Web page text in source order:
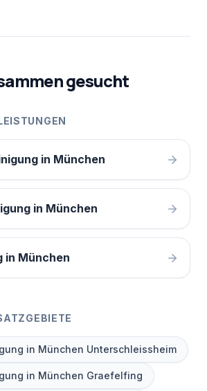
gesucht
in München
in München
in München
in München Unterschleissheim
in München Graefelfing